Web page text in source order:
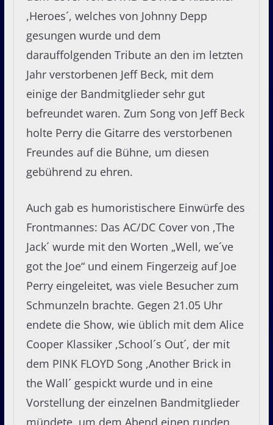
,Heroes´, welches von Johnny Depp
gesungen wurde und dem
darauffolgenden Tribute an den im letzten
Jahr verstorbenen Jeff Beck, mit dem
einige der Bandmitglieder sehr gut
befreundet waren. Zum Song von Jeff Beck
holte Perry die Gitarre des verstorbenen
Freundes auf die Bühne, um diesen
gebührend zu ehren.
Auch gab es humoristischere Einwürfe des
Frontmannes: Das AC/DC Cover von ,The
Jack´ wurde mit den Worten „Well, we´ve
got the Joe“ und einem Fingerzeig auf Joe
Perry eingeleitet, was viele Besucher zum
Schmunzeln brachte. Gegen 21.05 Uhr
endete die Show, wie üblich mit dem Alice
Cooper Klassiker ,School´s Out´, der mit
dem PINK FLOYD Song ,Another Brick in
the Wall´ gespickt wurde und in eine
Vorstellung der einzelnen Bandmitglieder